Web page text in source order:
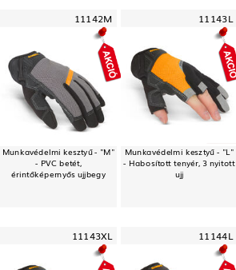
11142M
Munkavédelmi kesztyű - "M"
- PVC betét,
érintőképernyős ujjbegy
11143L
Munkavédelmi kesztyű - "L"
- Habosított tenyér, 3 nyitott
ujj
11143XL 11144L